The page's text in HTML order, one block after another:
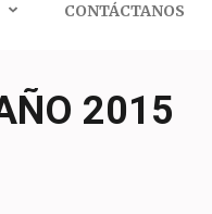
CONTÁCTANOS
2015